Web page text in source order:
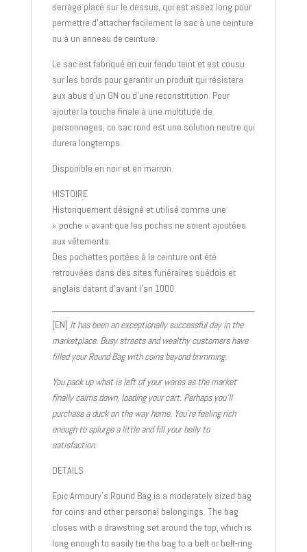
serrage placé sur le dessus, qui est assez long pour
permettre d’attacher facilement le sac à une ceinture
ou à un anneau de ceinture.
Le sac est fabriqué en cuir fendu teint et est cousu
sur les bords pour garantir un produit qui résistera
aux abus d’un GN ou d’une reconstitution. Pour
ajouter la touche finale à une multitude de
personnages, ce sac rond est une solution neutre qui
durera longtemps.
Disponible en noir et en marron.
HISTOIRE
Historiquement désigné et utilisé comme une
« poche » avant que les poches ne soient ajoutées
aux vêtements.
Des pochettes portées à la ceinture ont été
retrouvées dans des sites funéraires suédois et
anglais datant d’avant l’an 1000.
[EN] It has been an exceptionally successful day in the
marketplace. Busy streets and wealthy customers have
filled your Round Bag with coins beyond brimming.
You pack up what is left of your wares as the market
finally calms down, loading your cart. Perhaps you’ll
purchase a duck on the way home. You’re feeling rich
enough to splurge a little and fill your belly to
satisfaction.
DETAILS
Epic Armoury’s Round Bag is a moderately sized bag
for coins and other personal belongings. The bag
closes with a drawstring set around the top, which is
long enough to easily tie the bag to a belt or belt-ring.